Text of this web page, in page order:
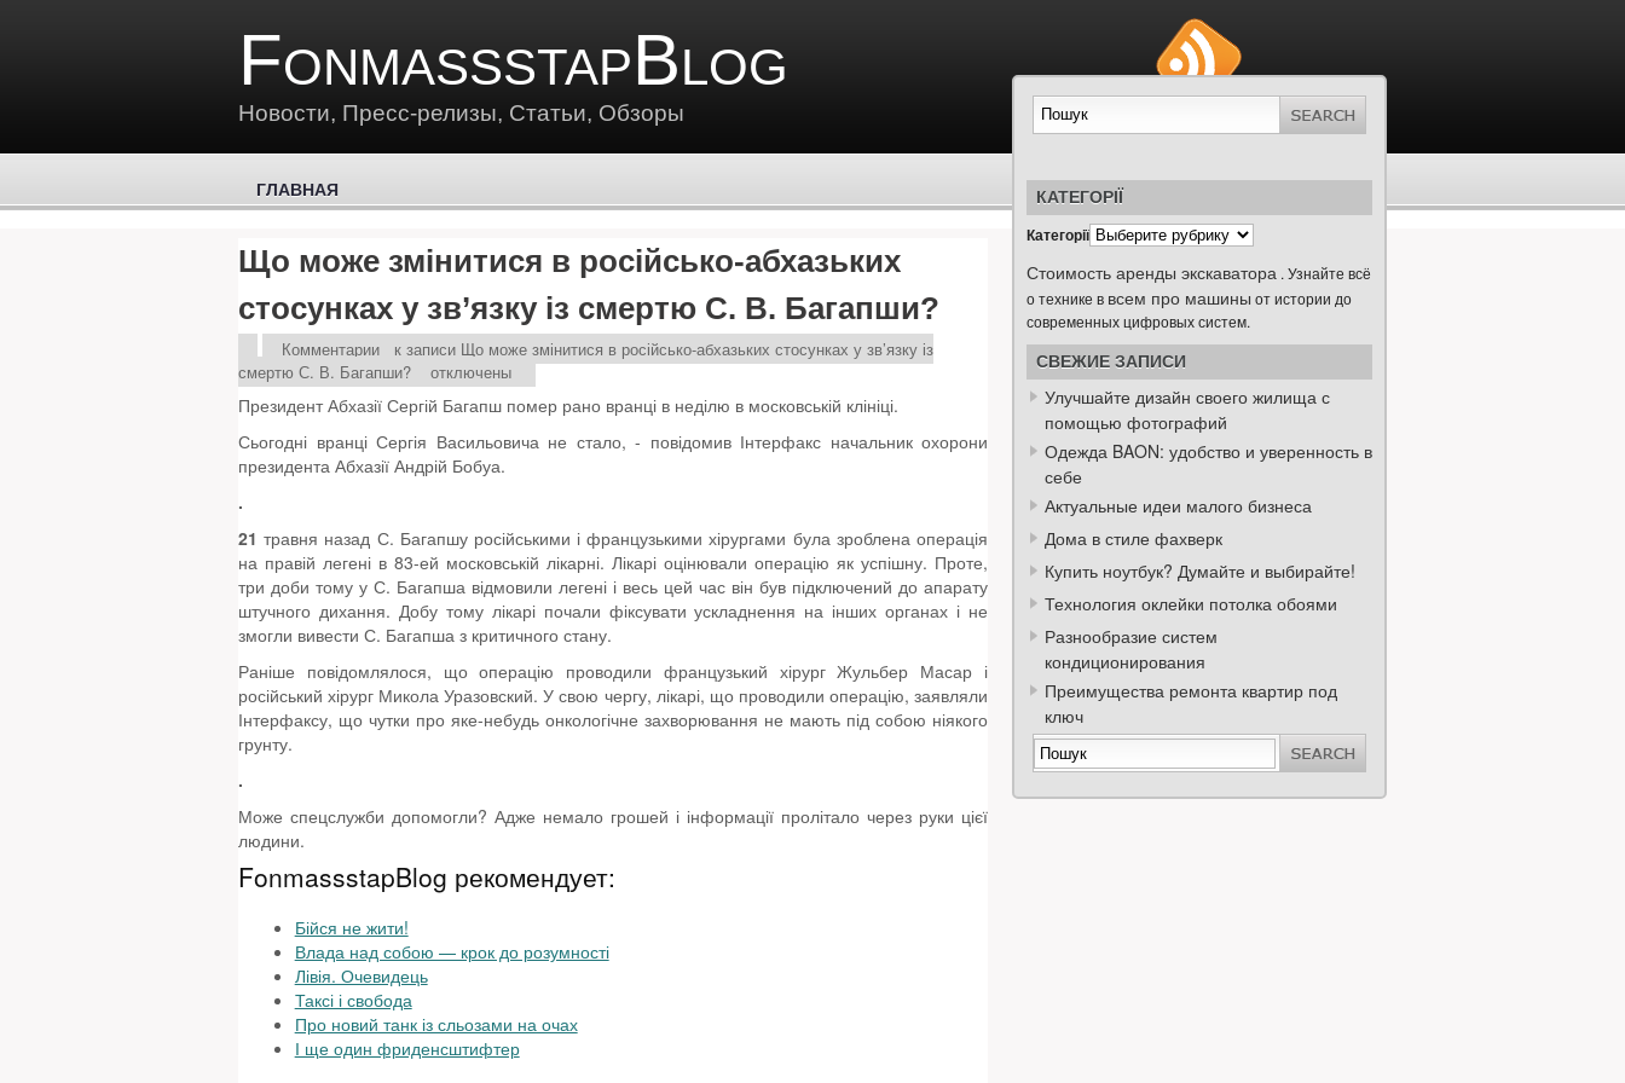
FonmassstapBlog
Новости, Пресс-релизы, Статьи, Обзоры
ГЛАВНАЯ
Що може змінитися в російсько-абхазьких
стосунках у зв’язку із смертю С. В. Багапши?
Комментарии
к записи Що може змінитися в російсько-абхазьких стосунках у зв’язку із
смертю С. В. Багапши?
отключены
Президент Абхазії Сергій Багапш помер рано вранці в неділю в московській клініці.
Сьогодні вранці Сергія Васильовича не стало, - повідомив Інтерфакс начальник охорони
президента Абхазії Андрій Бобуа.
.
21травня назад С. Багапшу російськими і французькими хірургами була зроблена операція
на правій легені в 83-ей московській лікарні. Лікарі оцінювали операцію як успішну. Проте,
три доби тому у С. Багапша відмовили легені і весь цей час він був підключений до апарату
штучного дихання. Добу тому лікарі почали фіксувати ускладнення на інших органах і не
змогли вивести С. Багапша з критичного стану.
Раніше повідомлялося, що операцію проводили французький хірург Жульбер Масар і
російський хірург Микола Уразовский. У свою чергу, лікарі, що проводили операцію, заявляли
Інтерфаксу, що чутки про яке-небудь онкологічне захворювання не мають під собою ніякого
грунту.
.
Може спецслужби допомогли? Адже немало грошей і інформації пролітало через руки цієї
людини.
FonmassstapBlog рекомендует:
Бійся не жити!
Влада над собою — крок до розумності
Лівія. Очевидець
Таксі і свобода
Про новий танк із сльозами на очах
І ще один фриденсштифтер
КАТЕГОРІЇ
Категорії
Стоимость аренды экскаватора . Узнайте всё
о технике в всем про машины от истории до
современных цифровых систем.
СВЕЖИЕ ЗАПИСИ
Улучшайте дизайн своего жилища с
помощью фотографий
Одежда BAON: удобство и уверенность в
себе
Актуальные идеи малого бизнеса
Дома в стиле фахверк
Купить ноутбук? Думайте и выбирайте!
Технология оклейки потолка обоями
Разнообразие систем
кондиционирования
Преимущества ремонта квартир под
ключ